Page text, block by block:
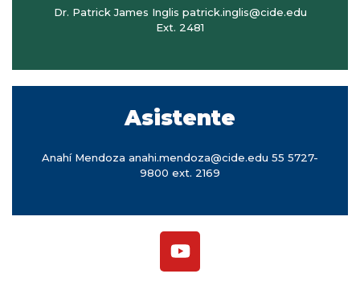
Dr. Patrick James Inglis patrick.inglis@cide.edu
Ext. 2481
Asistente
Anahí Mendoza anahi.mendoza@cide.edu 55 5727-
9800 ext. 2169